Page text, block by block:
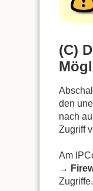
(C)
den
nach
Zugriff
Am
→
Zugriffe.